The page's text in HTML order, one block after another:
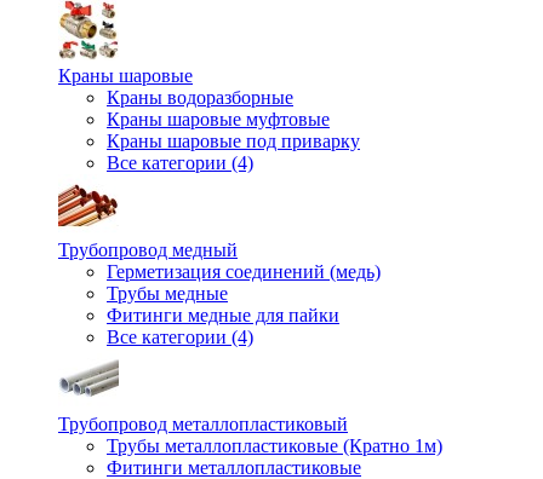
Краны шаровые
Краны водоразборные
Краны шаровые муфтовые
Краны шаровые под приварку
Все категории (4)
Трубопровод медный
Герметизация соединений (медь)
Трубы медные
Фитинги медные для пайки
Все категории (4)
Трубопровод металлопластиковый
Трубы металлопластиковые (Кратно 1м)
Фитинги металлопластиковые